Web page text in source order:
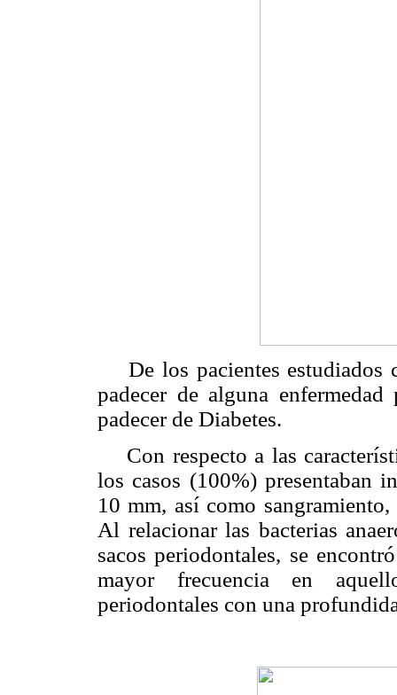
De los pacientes estudiados
padecer de alguna
padecer de Diabetes.
Con respecto a las
los casos (100%) presentaban
10 mm, así como
Al relacionar las bacterias
sacos periodontales, se
mayor frecuencia en
periodontales con una